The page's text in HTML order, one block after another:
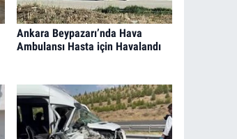
Ankara Beypazarı’nda Hava
Ambulansı Hasta için Havalandı